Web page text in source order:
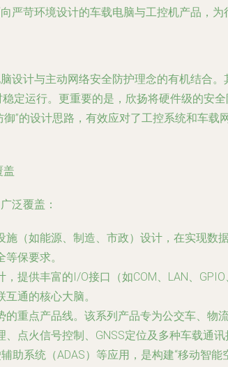
严苛环境设计的车载电脑与工控机产品，为
设计与主动网络安全防护理念的有机结合
定运行。更重要的是，欣扬将硬件级的安
”的设计思路，有效应对了工控系统和车
盖
泛覆盖：
施（如能源、制造、市政）设计，在实现
保要求。
，提供丰富的I/O接口（如COM、LAN、
通的核心大脑。
的重点产品线。该系列产品专为公交车、
点火信号控制、GNSS定位及多种车载通
系统（ADAS）等应用，是构建“移动智能